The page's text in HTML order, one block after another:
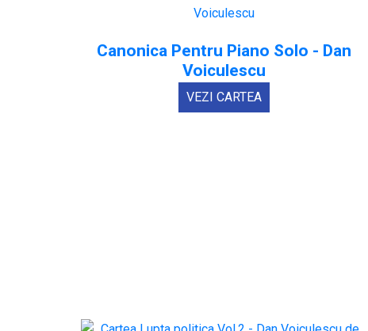
Canonica Pentru Piano Solo - Dan
Voiculescu
VEZI CARTEA